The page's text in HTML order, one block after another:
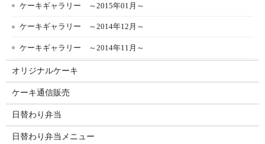
ケーキギャラリー ～2015年01月～
ケーキギャラリー ～2014年12月～
ケーキギャラリー ～2014年11月～
オリジナルケーキ
ケーキ通信販売
日替わり弁当
日替わり弁当メニュー